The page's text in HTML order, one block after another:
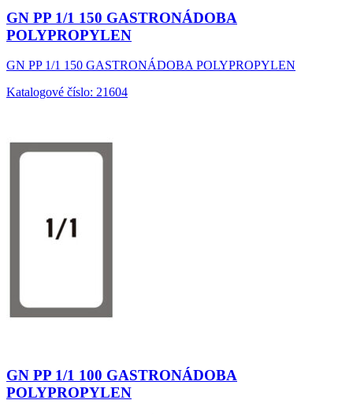
GN PP 1/1 150 GASTRONÁDOBA
POLYPROPYLEN
GN PP 1/1 150 GASTRONÁDOBA POLYPROPYLEN
Katalogové číslo: 21604
GN PP 1/1 100 GASTRONÁDOBA
POLYPROPYLEN